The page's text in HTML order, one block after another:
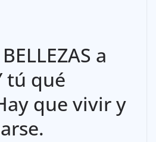
a
tú qué
que vivir y